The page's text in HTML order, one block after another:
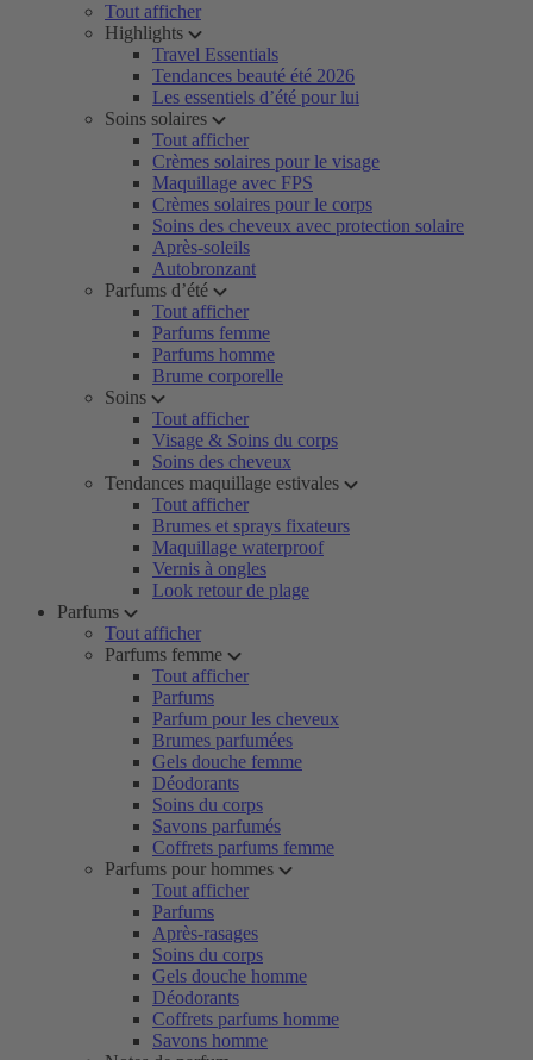
Tout afficher
Highlights
Travel Essentials
Tendances beauté été 2026
Les essentiels d’été pour lui
Soins solaires
Tout afficher
Crèmes solaires pour le visage
Maquillage avec FPS
Crèmes solaires pour le corps
Soins des cheveux avec protection solaire
Après-soleils
Autobronzant
Parfums d’été
Tout afficher
Parfums femme
Parfums homme
Brume corporelle
Soins
Tout afficher
Visage & Soins du corps
Soins des cheveux
Tendances maquillage estivales
Tout afficher
Brumes et sprays fixateurs
Maquillage waterproof
Vernis à ongles
Look retour de plage
Parfums
Tout afficher
Parfums femme
Tout afficher
Parfums
Parfum pour les cheveux
Brumes parfumées
Gels douche femme
Déodorants
Soins du corps
Savons parfumés
Coffrets parfums femme
Parfums pour hommes
Tout afficher
Parfums
Après-rasages
Soins du corps
Gels douche homme
Déodorants
Coffrets parfums homme
Savons homme